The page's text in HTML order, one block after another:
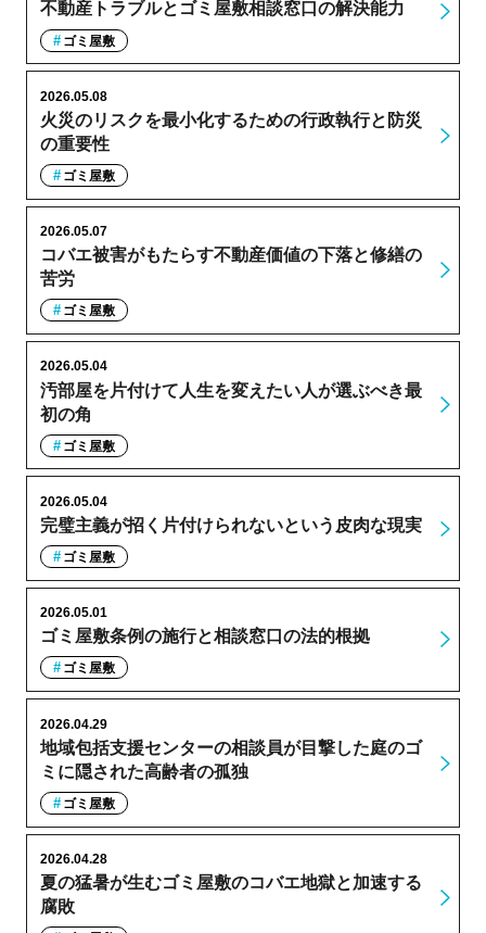
不動産トラブルとゴミ屋敷相談窓口の解決能力
ゴミ屋敷
火災のリスクを最小化するための行政執行と防災
の重要性
2026.05.08
ゴミ屋敷
コバエ被害がもたらす不動産価値の下落と修繕の
苦労
2026.05.07
ゴミ屋敷
汚部屋を片付けて人生を変えたい人が選ぶべき最
初の角
2026.05.04
ゴミ屋敷
完璧主義が招く片付けられないという皮肉な現実
2026.05.04
ゴミ屋敷
ゴミ屋敷条例の施行と相談窓口の法的根拠
2026.05.01
ゴミ屋敷
地域包括支援センターの相談員が目撃した庭のゴ
ミに隠された高齢者の孤独
2026.04.29
ゴミ屋敷
夏の猛暑が生むゴミ屋敷のコバエ地獄と加速する
腐敗
2026.04.28